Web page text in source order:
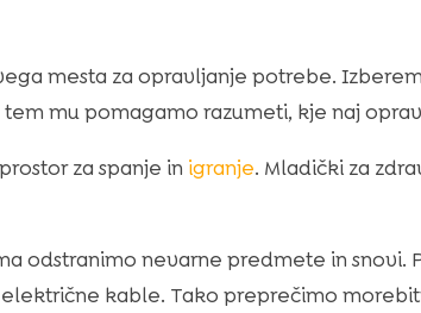
mesta za opravljanje potrebe.
tem mu pomagamo razumeti, kje naj
za spanje in igranje. Mladički za
odstranimo nevarne predmete in snovi.
kable. Tako preprečimo